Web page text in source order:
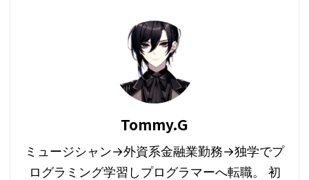
Tommy.G
ミュージシャン→外資系金融業勤務→独学でプ
ログラミング学習しプログラマーへ転職。 初